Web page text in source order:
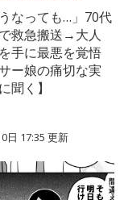
なっても…」70代
救急搬送→大人
手に最悪を覚悟
ー娘の痛切な実
聞く】
日 17:35 更新